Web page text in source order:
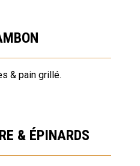
& pain grillé.
& ÉPINARDS